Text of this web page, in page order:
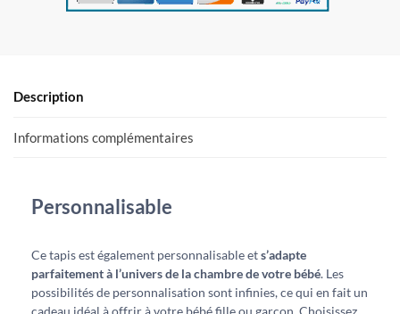
Description
Informations complémentaires
Personnalisable
Ce tapis est également personnalisable ets’adapte
parfaitement à l’univers de la chambre de votre bébé. Les
possibilités de personnalisation sont infinies, ce qui en fait un
cadeau idéal à offrir à votre bébé fille ou garçon. Choisissez